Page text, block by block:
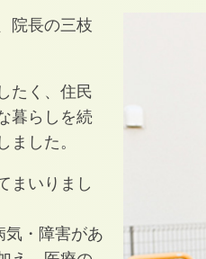
院長の三枝
たく、住民
暮らしを続
した。
まいりまし
気・障害があ